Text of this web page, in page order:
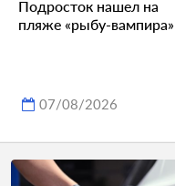
Подросток нашел на
пляже «рыбу-вампира»
07/08/2026